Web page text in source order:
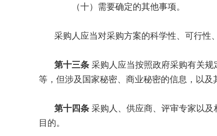
（十）需要确定的其他事项。
采购人应当对采购方案的科学性、可行性
第十三条 采购人应当按照政府采购有关
等，但涉及国家秘密、商业秘密的信息，以
第十四条 采购人、供应商、评审专家以
目的。